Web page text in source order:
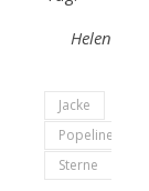
Helen
Jacke
Popeline
Sterne